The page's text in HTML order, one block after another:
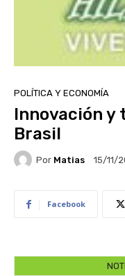
POLÍTICA Y ECONOMÍA
Innovación y
Brasil
Por Matias 15/11/
Facebook